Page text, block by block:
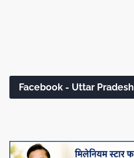
Facebook - Uttar Pradesh